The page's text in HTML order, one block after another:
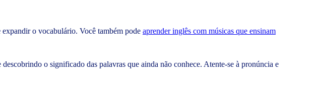
o vocabulário. Você também pode aprender inglês com músicas que ensinam
o significado das palavras que ainda não conhece. Atente-se à pronúncia e